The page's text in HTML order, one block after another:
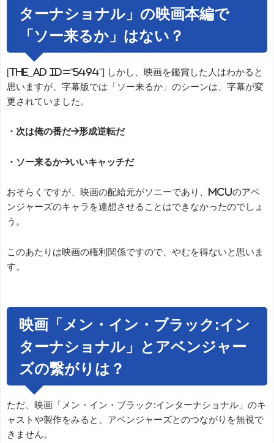
ターナショナル」の映画本編で
「ソー来るか」はない？
[the_ad id="5494"] しかし、映画を鑑賞した人はわかると
思いますが、字幕版では「ソー来るか」のシーンは、字幕が変
更されていました。
・次は俺の番だ→形成逆転だ
・ソー来るか→いいキャッチだ
おそらくですが、映画の配給元がソニーであり、MCUのアベ
ンジャーズのキャラを連想させることはできなかったのでしょ
う。
このあたりは映画の権利関係ですので、やむを得ないと思いま
す。
映画「メン・イン・ブラック:イン
ターナショナル」とアベンジャー
ズの繋がりは？
ただ、映画「メン・イン・ブラック:インターナショナル」のキ
ャストや製作をみると、アベンジャーズとのつながりを無視で
きません。